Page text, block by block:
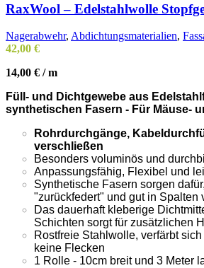
RaxWool – Edelstahlwolle
Nagerabwehr, Abdichtungsmaterialien,
42,00 €
14,00 € /m
Füll- und Dichtgewebe aus
synthetischen Fasern - Für Mäuse-
Rohrdurchgänge,
verschließen
Besonders voluminös und
Anpassungsfähig, Flexibel und
Synthetische Fasern sorgen
"zurückfedert" und gut in Spalten
Das dauerhaft kleberige
Schichten sorgt für zusätzlichen
Rostfreie Stahlwolle, verfärbt
keine Flecken
1 Rolle - 10cm breit und 3 Meter